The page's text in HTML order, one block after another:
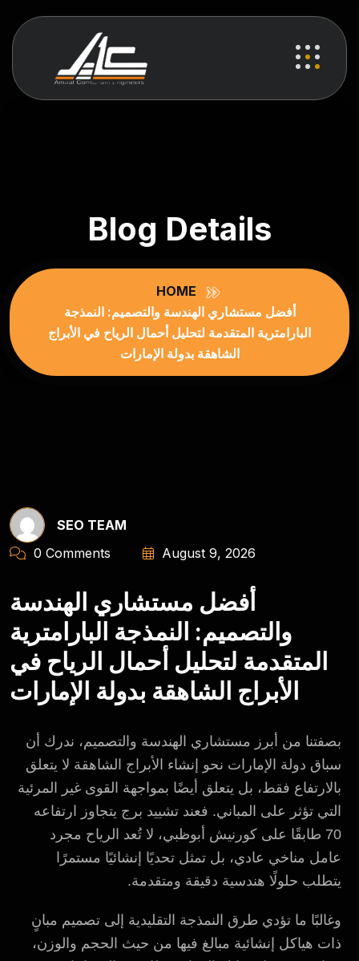
Blog Details
HOME
أفضل مستشاري الهندسة والتصميم: النمذجة
البارامترية المتقدمة لتحليل أحمال الرياح في الأبراج
الشاهقة بدولة الإمارات
SEO TEAM
0 Comments
August 9, 2026
أفضل مستشاري الهندسة
والتصميم: النمذجة البارامترية
المتقدمة لتحليل أحمال الرياح في
الأبراج الشاهقة بدولة الإمارات
بصفتنا من أبرز مستشاري الهندسة والتصميم، ندرك أن
سباق دولة الإمارات نحو إنشاء الأبراج الشاهقة لا يتعلق
بالارتفاع فقط، بل يتعلق أيضًا بمواجهة القوى غير المرئية
التي تؤثر على المباني. فعند تشييد برج يتجاوز ارتفاعه
70 طابقًا على كورنيش أبوظبي، لا تُعد الرياح مجرد
عامل مناخي عادي، بل تمثل تحديًا إنشائيًا مستمرًا
يتطلب حلولًا هندسية دقيقة ومتقدمة.
وغالبًا ما تؤدي طرق النمذجة التقليدية إلى تصميم مبانٍ
ذات هياكل إنشائية مبالغ فيها من حيث الحجم والوزن،